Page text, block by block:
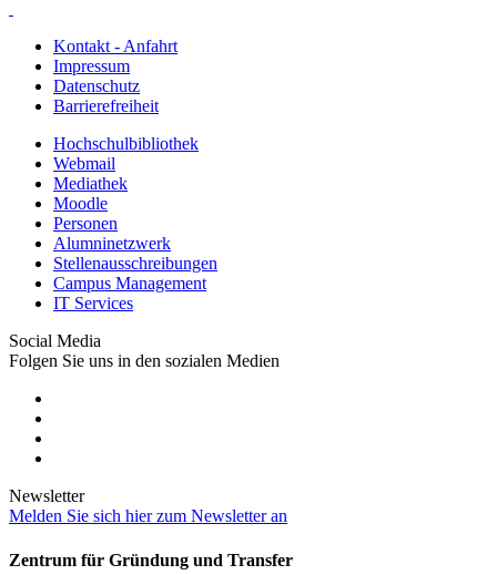
Kontakt - Anfahrt
Impressum
Datenschutz
Barrierefreiheit
Hochschulbibliothek
Webmail
Mediathek
Moodle
Personen
Alumninetzwerk
Stellenausschreibungen
Campus Management
IT Services
Social Media
Folgen Sie uns in den sozialen Medien
Newsletter
Melden Sie sich hier zum Newsletter an
Zentrum für Gründung und Transfer